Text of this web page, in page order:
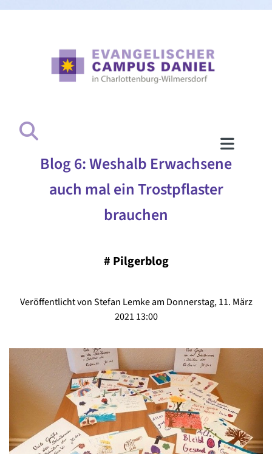
Blog 6: Weshalb Erwachsene
auch mal ein Trostpflaster
brauchen
# Pilgerblog
Veröffentlicht von Stefan Lemke am Donnerstag, 11. März
2021 13:00